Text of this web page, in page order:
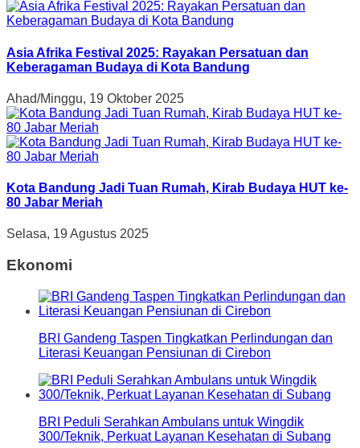
Asia Afrika Festival 2025: Rayakan Persatuan dan
Keberagaman Budaya di Kota Bandung
Ahad/Minggu, 19 Oktober 2025
Kota Bandung Jadi Tuan Rumah, Kirab Budaya HUT ke-
80 Jabar Meriah
Selasa, 19 Agustus 2025
Ekonomi
BRI Gandeng Taspen Tingkatkan Perlindungan dan
Literasi Keuangan Pensiunan di Cirebon
BRI Peduli Serahkan Ambulans untuk Wingdik
300/Teknik, Perkuat Layanan Kesehatan di Subang